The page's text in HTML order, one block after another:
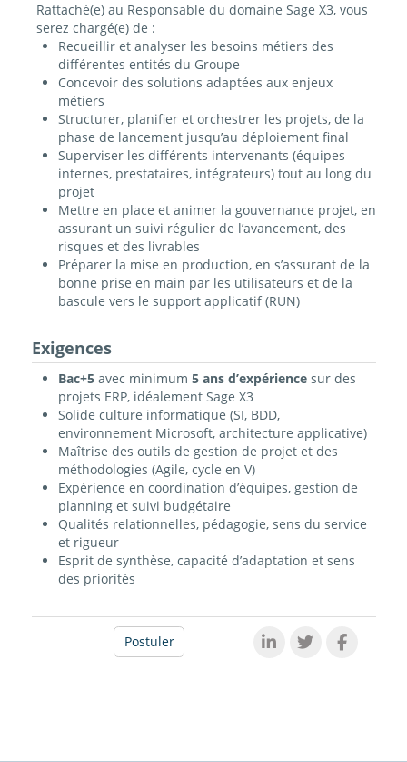
Rattaché(e) au Responsable du domaine Sage X3, vous
serez chargé(e) de :
Recueillir et analyser les besoins métiers des
différentes entités du Groupe
Concevoir des solutions adaptées aux enjeux
métiers
Structurer, planifier et orchestrer les projets, de la
phase de lancement jusqu’au déploiement final
Superviser les différents intervenants (équipes
internes, prestataires, intégrateurs) tout au long du
projet
Mettre en place et animer la gouvernance projet, en
assurant un suivi régulier de l’avancement, des
risques et des livrables
Préparer la mise en production, en s’assurant de la
bonne prise en main par les utilisateurs et de la
bascule vers le support applicatif (RUN)
Exigences
Bac+5avec minimum 5 ans d’expériencesur des
projets ERP, idéalement Sage X3
Solide culture informatique (SI, BDD,
environnement Microsoft, architecture applicative)
Maîtrise des outils de gestion de projet et des
méthodologies (Agile, cycle en V)
Expérience en coordination d’équipes, gestion de
planning et suivi budgétaire
Qualités relationnelles, pédagogie, sens du service
et rigueur
Esprit de synthèse, capacité d’adaptation et sens
des priorités
Postuler